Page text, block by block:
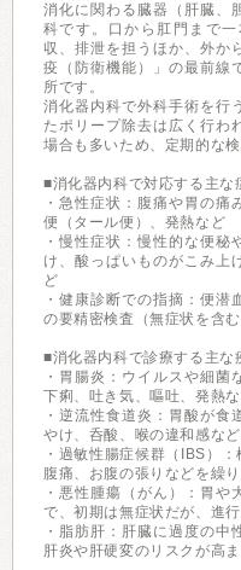
消化に関わる臓器（肝臓、
科です。口から肛門まで
収、排泄を担うほか、外か
疫（防衛機能）」の最前線
所です。
消化器内科で外科手術を行
たポリープ除去は広く行わ
場合も多いため、定期的な検
■消化器内科で対応する主な
・急性症状：腹痛や胃の痛
便（タール便）、発熱など
・慢性症状：慢性的な便秘
け、酸っぱいものがこみ上
ど
・健康診断での指摘：便潜
の要精密検査（無症状を含む
■消化器内科で診療する主な
・胃腸炎：ウイルスや細菌
下痢、吐き気、嘔吐、発熱
・逆流性食道炎：胃酸が食
やけ、呑酸、喉の違和感な
・過敏性腸症候群（IBS）
腹痛、お腹の張りなどを繰
・悪性腫瘍（がん）：胃や
で、初期は無症状だが、進
・脂肪肝：肝臓に過度の中
肝炎や肝硬変のリスクが高